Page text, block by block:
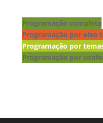
Programação completa
Programação por eixo
Programação por
Programação por